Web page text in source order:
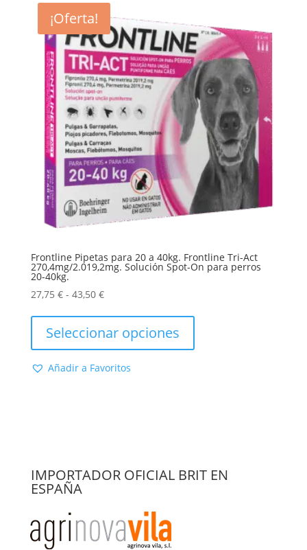
¡Oferta!
Frontline Pipetas para 20 a 40kg. Frontline Tri-Act
270,4mg/2.019,2mg. Solución Spot-On para perros
20-40kg.
27,75 € - 43,50 €Rango
desde
hasta
Seleccionar opciones
en
la
Añadir a Favoritos
IMPORTADOR OFICIAL BRIT EN
ESPAÑA